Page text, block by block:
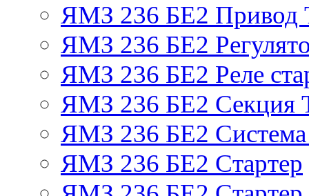
ЯМЗ 236 БЕ2
ЯМЗ 236 БЕ2
ЯМЗ 236 БЕ2 Реле
ЯМЗ 236 БЕ2
ЯМЗ 236 БЕ2
ЯМЗ 236 БЕ2 Стартер